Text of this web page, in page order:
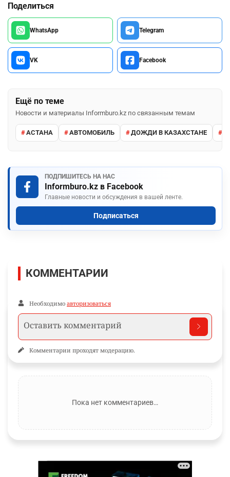
Поделиться
WhatsApp Telegram
VK Facebook
Ещё по теме
Новости и материалы Informburo.kz по связанным темам
АСТАНА АВТОМОБИЛЬ ДОЖДИ В КАЗАХСТАНЕ
ПОДПИШИТЕСЬ НА НАС
Informburo.kz в Facebook
Главные новости и обсуждения в вашей ленте.
Подписаться
КОММЕНТАРИИ
Необходимо авторизоваться
Комментарии проходят модерацию.
Пока нет комментариев…